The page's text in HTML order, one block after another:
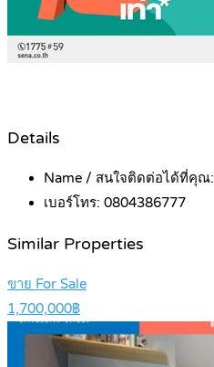
Details
Name / สนใจติดต่อได้ที่คุณ:
เบอร์โทร: 0804386777
Similar Properties
ขาย For Sale
1,700,000฿